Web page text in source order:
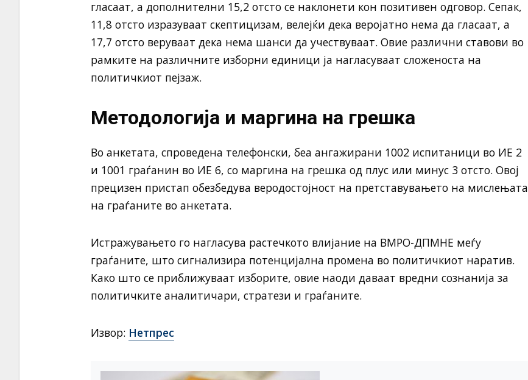
гласаат, а дополнителни 15,2 отсто се наклонети кон позитивен одговор. Сепак,
11,8 отсто изразуваат скептицизам, велејќи дека веројатно нема да гласаат, а
17,7 отсто веруваат дека нема шанси да учествуваат. Овие различни ставови во
рамките на различните изборни единици ја нагласуваат сложеноста на
политичкиот пејзаж.
Методологија и маргина на грешка
Во анкетата, спроведена телефонски, беа ангажирани 1002 испитаници во ИЕ 2
и 1001 граѓанин во ИЕ 6, со маргина на грешка од плус или минус 3 отсто. Овој
прецизен пристап обезбедува веродостојност на претставувањето на мислењата
на граѓаните во анкетата.
Истражувањето го нагласува растечкото влијание на ВМРО-ДПМНЕ меѓу
граѓаните, што сигнализира потенцијална промена во политичкиот наратив.
Како што се приближуваат изборите, овие наоди даваат вредни сознанија за
политичките аналитичари, стратези и граѓаните.
Извор: Нетпрес